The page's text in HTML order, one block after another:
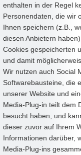
enthalten in der Regel
Personendaten, die wir
Ihnen speichern (z.B.,
diesen Anbietern
Cookies gespeicherten
und damit
Wir nutzen auch Social
Softwarebausteine, die
unserer Website und
Media-Plug-in teilt dem
besucht haben, und
dieser zuvor auf Ihrem
Informationen darüber,
Media-Plug-ins